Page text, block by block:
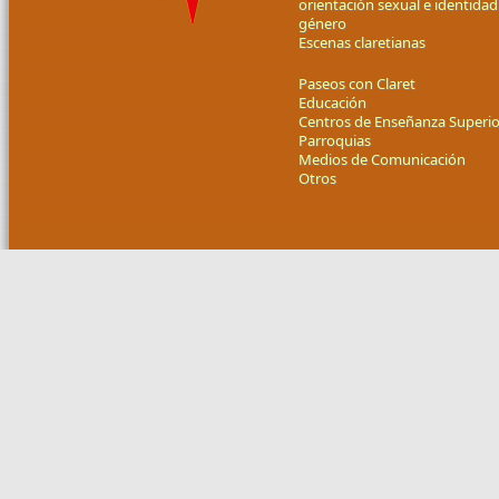
orientación sexual e
género
Escenas claretianas
Paseos con Claret
Educación
Centros de Enseñanza
Parroquias
Medios de Comunicación
Otros